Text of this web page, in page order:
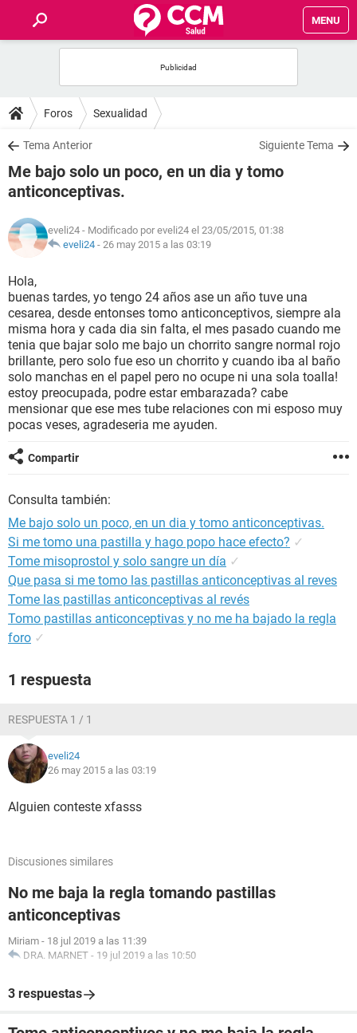
MENU
FOROS
SALUD
FAMILIA
NUTRICIÓN
SEXUALIDAD
GLOSARIO
Foros Sexualidad
Tema Anterior Siguiente Tema
Me bajo solo un poco, en un dia y tomo
anticonceptivas.
eveli24 - Modificado por eveli24 el 23/05/2015, 01:38
eveli24 - 26 may 2015 a las 03:19
Hola,
buenas tardes, yo tengo 24 años ase un año tuve una
cesarea, desde entonses tomo anticonceptivos, siempre ala
misma hora y cada dia sin falta, el mes pasado cuando me
tenia que bajar solo me bajo un chorrito sangre normal rojo
brillante, pero solo fue eso un chorrito y cuando iba al baño
solo manchas en el papel pero no ocupe ni una sola toalla!
estoy preocupada, podre estar embarazada? cabe
mensionar que ese mes tube relaciones con mi esposo muy
pocas veses, agradeseria me ayuden.
Compartir
Consulta también:
Me bajo solo un poco, en un dia y tomo anticonceptivas.
Si me tomo una pastilla y hago popo hace efecto? ✓
Tome misoprostol y solo sangre un día ✓
Que pasa si me tomo las pastillas anticonceptivas al reves
Tome las pastillas anticonceptivas al revés
Tomo pastillas anticonceptivas y no me ha bajado la regla
foro ✓
1 respuesta
RESPUESTA 1 / 1
eveli24
26 may 2015 a las 03:19
Alguien conteste xfasss
Discusiones similares
No me baja la regla tomando pastillas
anticonceptivas
Miriam - 18 jul 2019 a las 11:39
DRA. MARNET - 19 jul 2019 a las 10:50
3 respuestas